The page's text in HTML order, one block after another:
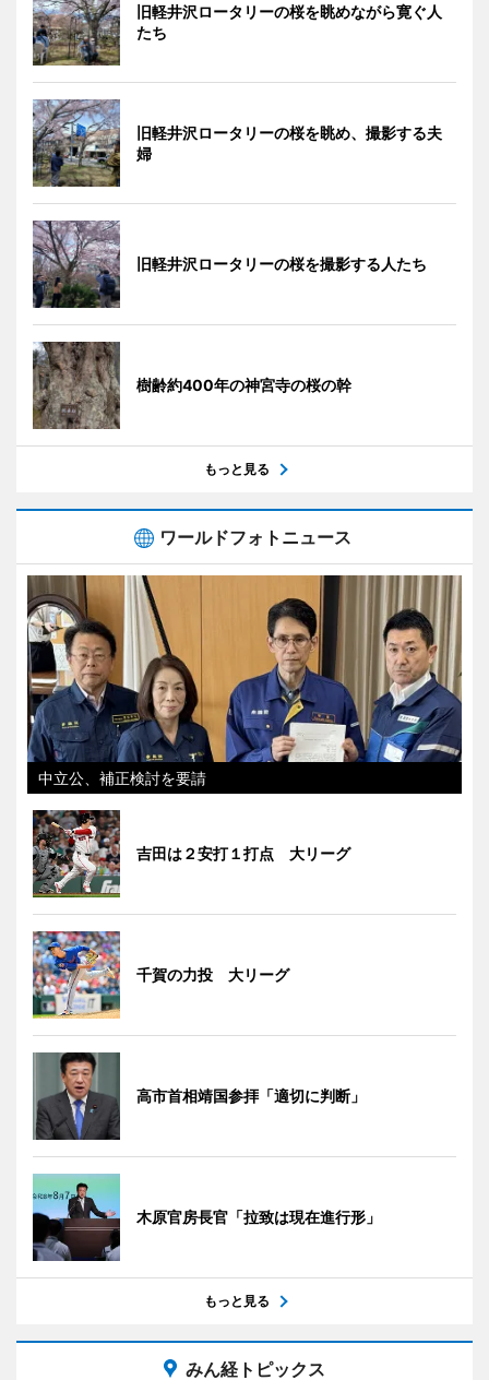
旧軽井沢ロータリーの桜を眺めながら寛ぐ人
たち
旧軽井沢ロータリーの桜を眺め、撮影する夫
婦
旧軽井沢ロータリーの桜を撮影する人たち
樹齢約400年の神宮寺の桜の幹
もっと見る
ワールドフォトニュース
中立公、補正検討を要請
吉田は２安打１打点 大リーグ
千賀の力投 大リーグ
高市首相靖国参拝「適切に判断」
木原官房長官「拉致は現在進行形」
もっと見る
みん経トピックス